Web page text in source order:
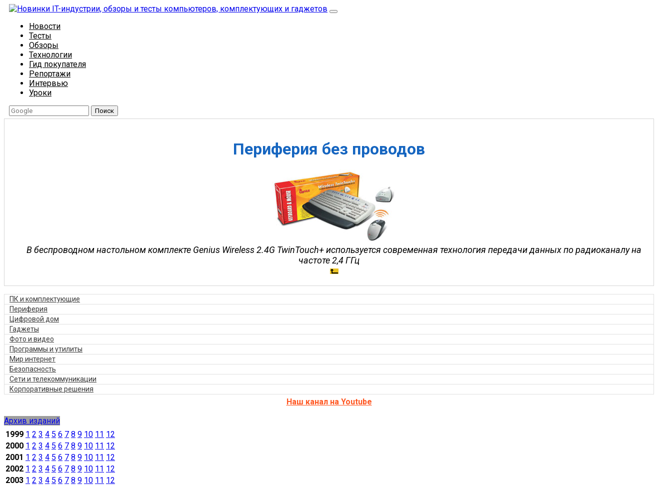
Новости
Тесты
Обзоры
Технологии
Гид покупателя
Репортажи
Интервью
Уроки
Поиск
Периферия без проводов
В беспроводном настольном комплекте Genius Wireless 2.4G TwinTouch+ используется современная технология передачи данных по радиоканалу на
частоте 2,4 ГГц
ПК и комплектующие
Периферия
Цифровой дом
Гаджеты
Фото и видео
Программы и утилиты
Мир интернет
Безопасность
Сети и телекоммуникации
Корпоративные решения
Наш канал на Youtube
Архив изданий
1999 1 2 3 4 5 6 7 8 9 10 11 12
2000 1 2 3 4 5 6 7 8 9 10 11 12
2001 1 2 3 4 5 6 7 8 9 10 11 12
2002 1 2 3 4 5 6 7 8 9 10 11 12
2003 1 2 3 4 5 6 7 8 9 10 11 12